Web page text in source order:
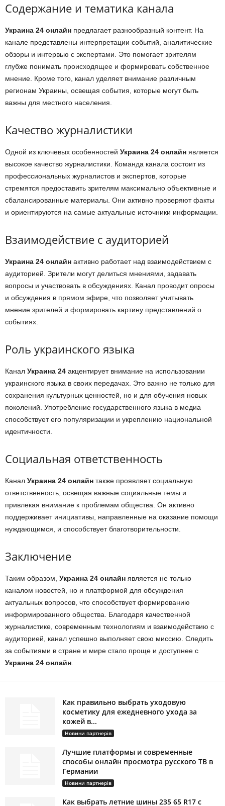
Содержание и тематика канала
Украина 24 онлайн предлагает разнообразный контент. На
канале представлены интерпретации событий, аналитические
обзоры и интервью с экспертами. Это помогает зрителям
глубже понимать происходящее и формировать собственное
мнение. Кроме того, канал уделяет внимание различным
регионам Украины, освещая события, которые могут быть
важны для местного населения.
Качество журналистики
Одной из ключевых особенностей Украина 24 онлайн является
высокое качество журналистики. Команда канала состоит из
профессиональных журналистов и экспертов, которые
стремятся предоставить зрителям максимально объективные и
сбалансированные материалы. Они активно проверяют факты
и ориентируются на самые актуальные источники информации.
Взаимодействие с аудиторией
Украина 24 онлайн активно работает над взаимодействием с
аудиторией. Зрители могут делиться мнениями, задавать
вопросы и участвовать в обсуждениях. Канал проводит опросы
и обсуждения в прямом эфире, что позволяет учитывать
мнение зрителей и формировать картину представлений о
событиях.
Роль украинского языка
Канал Украина 24 акцентирует внимание на использовании
украинского языка в своих передачах. Это важно не только для
сохранения культурных ценностей, но и для обучения новых
поколений. Употребление государственного языка в медиа
способствует его популяризации и укреплению национальной
идентичности.
Социальная ответственность
Канал Украина 24 онлайн также проявляет социальную
ответственность, освещая важные социальные темы и
привлекая внимание к проблемам общества. Он активно
поддерживает инициативы, направленные на оказание помощи
нуждающимся, и способствует благотворительности.
Заключение
Таким образом, Украина 24 онлайн является не только
каналом новостей, но и платформой для обсуждения
актуальных вопросов, что способствует формированию
информированного общества. Благодаря качественной
журналистике, современным технологиям и взаимодействию с
аудиторией, канал успешно выполняет свою миссию. Следить
за событиями в стране и мире стало проще и доступнее с
Украина 24 онлайн
Как правильно выбрать уходовую
косметику для ежедневного ухода за
кожей в...
Новини партнерів
Лучшие платформы и современные
способы онлайн просмотра русского ТВ в
Германии
Новини партнерів
Как выбрать летние шины 235 65 R17 с